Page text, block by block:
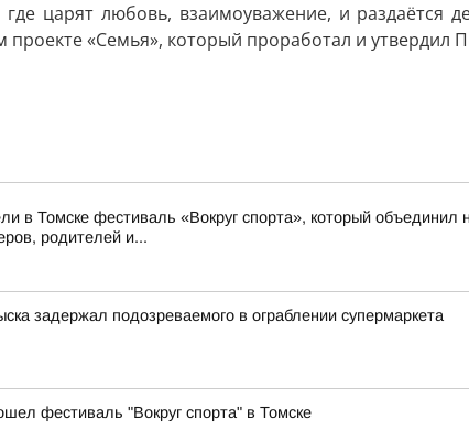
царят любовь, взаимоуважение, и раздаётся
«Семья», который проработал и утвердил
в Томске фестиваль «Вокруг спорта», который
родителей и...
задержал подозреваемого в ограблении супермаркета
фестиваль "Вокруг спорта" в Томске